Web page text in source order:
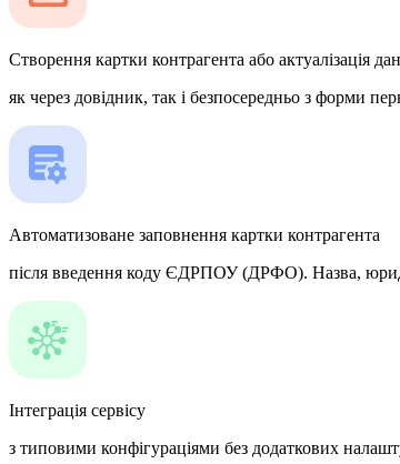
Створення картки контрагента або актуалізація
як через довідник, так і безпосередньо з форми
Автоматизоване заповнення картки контрагента
після введення коду ЄДРПОУ (ДРФО). Назва,
Інтеграція сервісу
з типовими конфігураціями без додаткових